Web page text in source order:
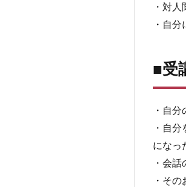
講
し
た
4
■受
講
に
よ
る
体
的
・対
・自
■受
・自
・自
になっ
・会
・そ